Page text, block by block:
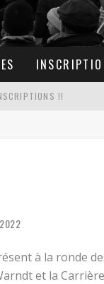
!!
à la ronde
et la